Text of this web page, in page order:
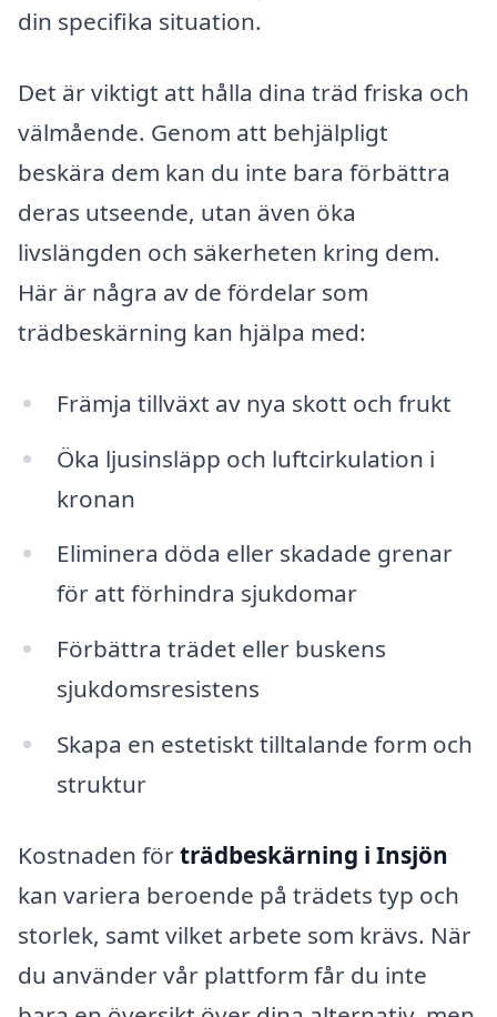
din specifika situation.
Det är viktigt att hålla dina träd friska och
välmående. Genom att behjälpligt
beskära dem kan du inte bara förbättra
deras utseende, utan även öka
livslängden och säkerheten kring dem.
Här är några av de fördelar som
trädbeskärning kan hjälpa med:
Främja tillväxt av nya skott och frukt
Öka ljusinsläpp och luftcirkulation i
kronan
Eliminera döda eller skadade grenar
för att förhindra sjukdomar
Förbättra trädet eller buskens
sjukdomsresistens
Skapa en estetiskt tilltalande form och
struktur
Kostnaden förträdbeskärning i Insjön
kan variera beroende på trädets typ och
storlek, samt vilket arbete som krävs. När
du använder vår plattform får du inte